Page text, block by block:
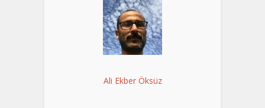
Ali Ekber Öksüz